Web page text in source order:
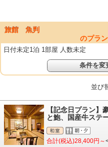
旅館 魚判
のプラ
日付未定1泊 1部屋 人数未定
条件を変
並び
【記念日プラン】
と鮑、国産牛ステ
合計(税込)28,400円～